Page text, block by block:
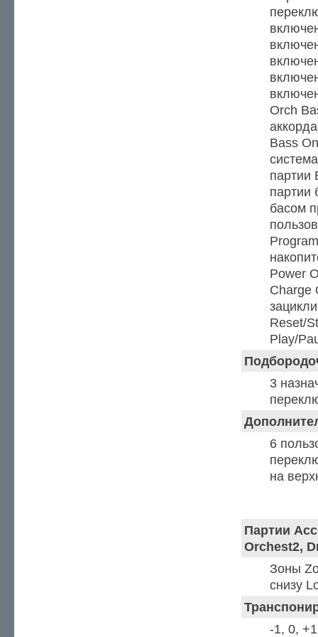
Orch
Bass
партии
партии
басом
Power
Charge
Reset/
Play/
3
6
на
Партии
Orchest2,
Зоны
снизу
-1, 0,